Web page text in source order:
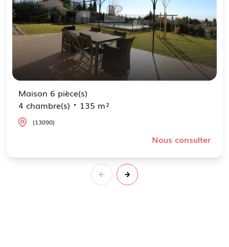
Maison 6 pièce(s)
4 chambre(s)
135 m²
(13090)
Nous consulter